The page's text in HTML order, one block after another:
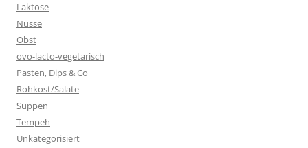
Laktose
Nüsse
Obst
ovo-lacto-vegetarisch
Pasten, Dips & Co
Rohkost/Salate
Suppen
Tempeh
Unkategorisiert